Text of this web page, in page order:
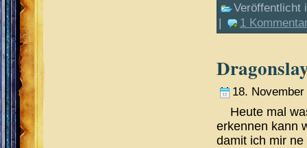
Veröffentlicht
1
18.
Heute mal
erkennen kann
damit ich mir